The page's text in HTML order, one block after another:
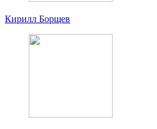
Кирилл Борщев